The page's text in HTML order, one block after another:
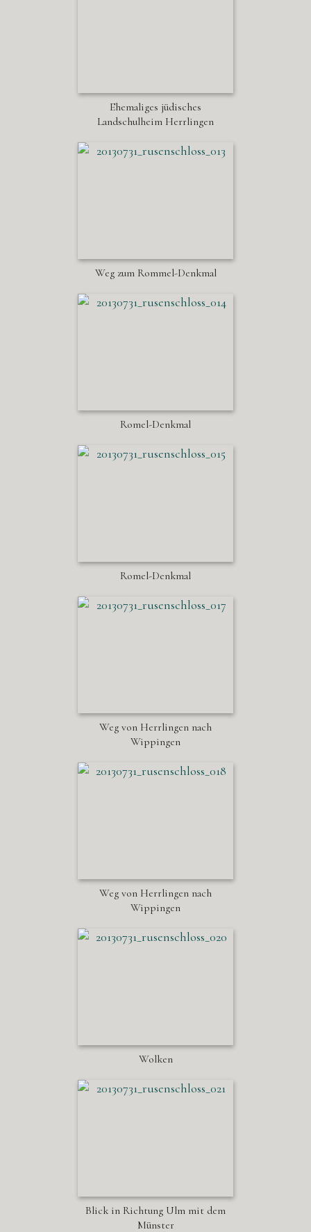
Ehemaliges jüdisches
Landschulheim Herrlingen
Weg zum Rommel-Denkmal
Romel-Denkmal
Romel-Denkmal
Weg von Herrlingen nach
Wippingen
Weg von Herrlingen nach
Wippingen
Wolken
Blick in Richtung Ulm mit dem
Münster